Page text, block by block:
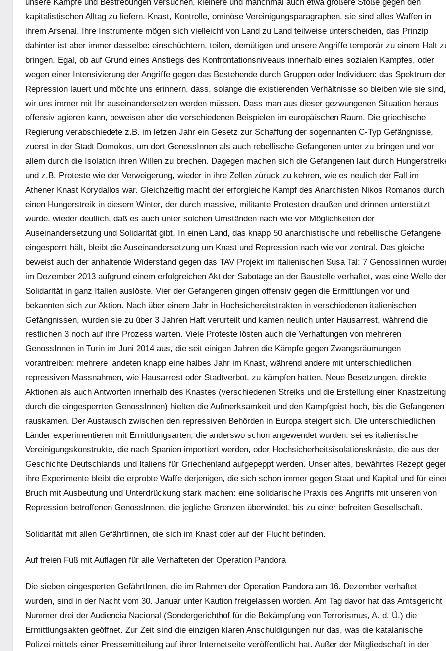
unsere Kämpfe und Bestrebungen versuchen, kleinere und manchmal auch etwa großere Stöße gegen den
kapitalistischen Alltag zu liefern. Knast, Kontrolle, ominöse Vereinigungsparagraphen, sie sind alles Waffen in
ihrem Arsenal. Ihre Instrumente mögen sich vielleicht von Land zu Land teilweise unterscheiden, das Prinzip
dahinter ist aber immer dasselbe: einschüchtern, teilen, demütigen und unsere Angriffe temporär zu einem Halt
bringen. Egal, ob auf Grund eines Anstiegs des Konfrontationsniveaus innerhalb eines sozialen Kampfes, oder
wegen einer Intensivierung der Angriffe gegen das Bestehende durch Gruppen oder Individuen: das Spektrum der
Repression lauert und möchte uns erinnern, dass, solange die existierenden Verhältnisse so bleiben wie sie sind,
wir uns immer mit Ihr auseinandersetzen werden müssen. Dass man aus dieser gezwungenen Situation heraus
offensiv agieren kann, beweisen aber die verschiedenen Beispielen im europäischen Raum. Die griechische
Regierung verabschiedete z.B. im letzen Jahr ein Gesetz zur Schaffung der sogennanten C-Typ Gefängnisse,
zuerst in der Stadt Domokos, um dort GenossInnen als auch rebellische Gefangenen unter zu bringen und vor
allem durch die Isolation ihren Willen zu brechen. Dagegen machen sich die Gefangenen laut durch
und z.B. Proteste wie der Verweigerung, wieder in ihre Zellen züruck zu kehren, wie es neulich der Fall im
Athener Knast Korydallos war. Gleichzeitig macht der erforgleiche Kampf des Anarchisten Nikos Romanos durch
einen Hungerstreik in diesem Winter, der durch massive, militante Protesten draußen und drinnen unterstützt
wurde, wieder deutlich, daß es auch unter solchen Umständen nach wie vor Möglichkeiten der
Auseinandersetzung und Solidarität gibt. In einen Land, das knapp 50 anarchistische und rebellische Gefangene
eingesperrt hält, bleibt die Auseinandersetzung um Knast und Repression nach wie vor zentral. Das gleiche
beweist auch der anhaltende Widerstand gegen das TAV Projekt im italienischen Susa Tal: 7 GenossInnen
im Dezember 2013 aufgrund einem erfolgreichen Akt der Sabotage an der Baustelle verhaftet, was eine Welle der
Solidarität in ganz Italien auslöste. Vier der Gefangenen gingen offensiv gegen die Ermittlungen vor und
bekannten sich zur Aktion. Nach über einem Jahr in Hochsichereitstrakten in verschiedenen italienischen
Gefängnissen, wurden sie zu über 3 Jahren Haft verurteilt und kamen neulich unter Hausarrest, während die
restlichen 3 noch auf ihre Prozess warten. Viele Proteste lösten auch die Verhaftungen von mehreren
GenossInnen in Turin im Juni 2014 aus, die seit einigen Jahren die Kämpfe gegen Zwangsräumungen
vorantreiben: mehrere landeten knapp eine halbes Jahr im Knast, während andere mit unterschiedlichen
repressiven Massnahmen, wie Hausarrest oder Stadtverbot, zu kämpfen hatten. Neue Besetzungen, direkte
Aktionen als auch Antworten innerhalb des Knastes (verschiedenen Streiks und die Erstellung einer Knastzeitung
durch die eingesperrten GenossInnen) hielten die Aufmerksamkeit und den Kampfgeist hoch, bis die Gefangenen
rauskamen. Der Austausch zwischen den repressiven Behörden in Europa steigert sich. Die unterschiedlichen
Länder experimentieren mit Ermittlungsarten, die anderswo schon angewendet wurden: sei es italienische
Vereinigungskonstrukte, die nach Spanien importiert werden, oder Hochsicherheitsisolationsknäste, die aus der
Geschichte Deutschlands und Italiens für Griechenland aufgepeppt werden. Unser altes, bewährtes Rezept
ihre Experimente bleibt die erprobte Waffe derjenigen, die sich schon immer gegen Staat und Kapital und für
Bruch mit Ausbeutung und Unterdrückung stark machen: eine solidarische Praxis des Angriffs mit unseren von
Repression betroffenen GenossInnen, die jegliche Grenzen überwindet, bis zu einer befreiten Gesellschaft.
Solidarität mit allen GefährtInnen, die sich im Knast oder auf der Flucht befinden.
Auf freien Fuß mit Auflagen für alle Verhafteten der Operation Pandora
Die sieben eingesperten GefährtInnen, die im Rahmen der Operation Pandora am 16. Dezember verhaftet
wurden, sind in der Nacht vom 30. Januar unter Kaution freigelassen worden. Am Tag davor hat das Amtsgericht
Nummer drei der Audiencia Nacional (Sondergerichthof für die Bekämpfung von Terrorismus, A. d. Ü.) die
Ermittlungsakten geöffnet. Zur Zeit sind die einzigen klaren Anschuldigungen nur das, was die katalanische
Polizei mittels einer Pressemitteilung auf ihrer Internetseite veröffentlicht hat. Außer der Mitgliedschaft in der